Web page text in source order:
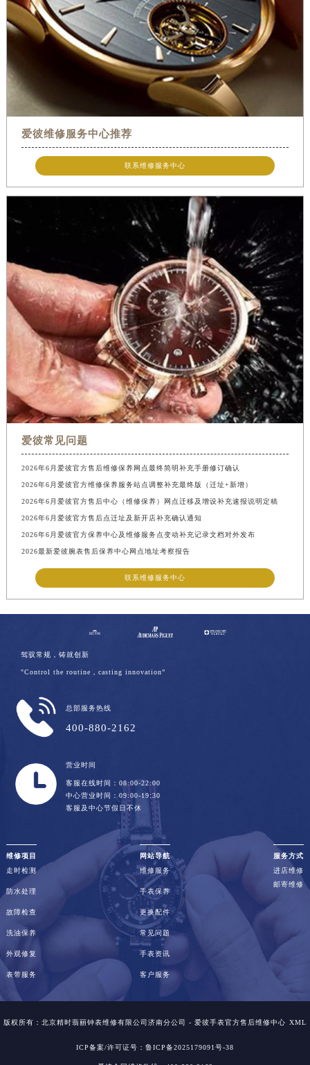
爱彼维修服务中心推荐
联系维修服务中心
爱彼常见问题
2026年6月爱彼官方售后维修保养网点最终简明补充手册修订确认
2026年6月爱彼官方维修保养服务站点调整补充最终版（迁址+新增）
2026年6月爱彼官方售后中心（维修保养）网点迁移及增设补充速报说明定稿
2026年6月爱彼官方售后点迁址及新开店补充确认通知
2026年6月爱彼官方保养中心及维修服务点变动补充记录文档对外发布
2026最新爱彼腕表售后保养中心网点地址考察报告
联系维修服务中心
驾驭常规，铸就创新
"Control the routine，casting innovation”
总部服务热线
400-880-2162
营业时间
客服在线时间：08:00-22:00
中心营业时间：09:00-19:30
客服及中心节假日不休
维修项目
走时检测
防水处理
故障检查
洗油保养
外观修复
表带服务
网站导航
维修服务
手表保养
更换配件
常见问题
手表资讯
客户服务
服务方式
进店维修
邮寄维修
版权所有：北京精时翡丽钟表维修有限公司济南分公司 - 爱彼手表官方售后维修中心 XML
ICP备案/许可证号：鲁ICP备2025179091号-38